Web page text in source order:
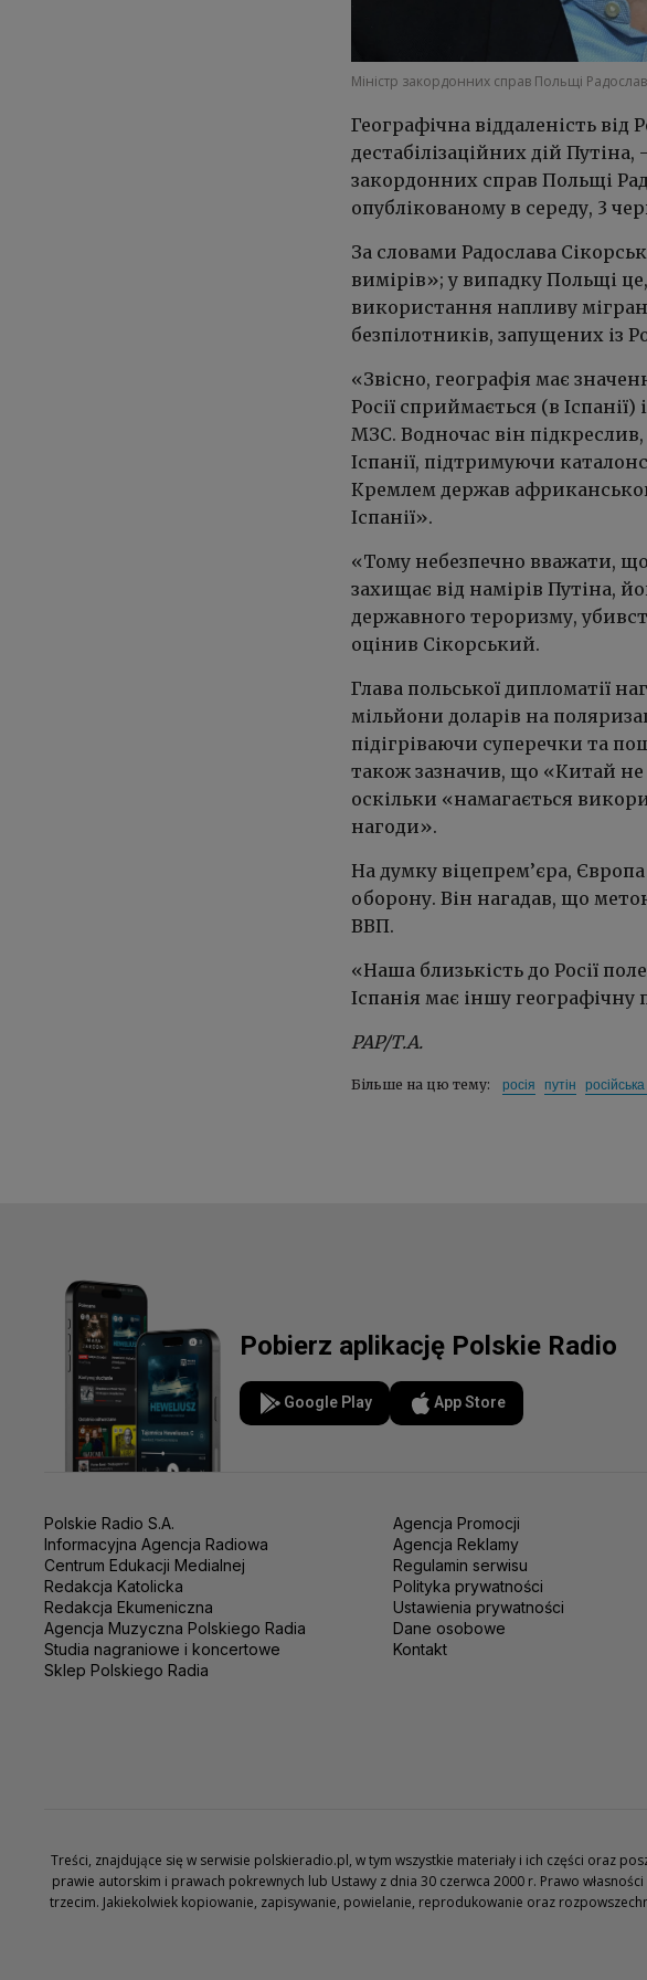
Міністр закордонних справ Польщі
Географічна віддаленість від
дестабілізаційних дій
закордонних справ Польщі
опублікованому в середу, 3
За словами Радослава
вимірів»; у випадку Польщі
використання напливу
безпілотників, запущених із
«Звісно, географія має
Росії сприймається (в
МЗС. Водночас він
Іспанії, підтримуючи
Кремлем держав
Іспанії».
«Тому небезпечно вважати,
захищає від намірів Путіна,
державного тероризму,
оцінив Сікорський.
Глава польської дипломатії
мільйони доларів на
підігріваючи суперечки та
також зазначив, що «Китай
оскільки «намагається
нагоди».
На думку віцепрем’єра,
оборону. Він нагадав, що
ВВП.
«Наша близькість до Росії
Іспанія має іншу
PAP/Т.А.
Більше на цю тему: росія путін
Pobierz aplikację Polskie Radio
Google Play App Store
Polskie Radio S.A.
Informacyjna Agencja Radiowa
Centrum Edukacji Medialnej
Redakcja Katolicka
Redakcja Ekumeniczna
Agencja Muzyczna Polskiego Radia
Studia nagraniowe i koncertowe
Sklep Polskiego Radia
Agencja Promocji
Agencja Reklamy
Regulamin serwisu
Polityka prywatności
Ustawienia prywatności
Dane osobowe
Kontakt
Treści, znajdujące się w serwisie polskieradio.pl, w tym wszystkie materiały i ich części oraz
prawie autorskim i prawach pokrewnych lub Ustawy z dnia 30 czerwca 2000 r. Prawo
trzecim. Jakiekolwiek kopiowanie, zapisywanie, powielanie, reprodukowanie oraz